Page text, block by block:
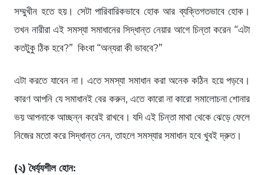
সম্মুখীন হতে হয়। সেটা পারিবারিকভাবে হোক আর ব্যক্তিগতভাবে হোক।
তখন নারীরা এই সমস্যা সমাধানের সিদ্ধান্ত নেয়ার আগে চিন্তা করেন “এটা
কতটুকু ঠিক হবে?” কিংবা “অন্যরা কী ভাববে?”
এটা করতে যাবেন না। এতে সমস্যা সমাধান করা অনেক কঠিন হয়ে পড়বে।
কারণ আপনি যে সমাধানই বের করুন, এতে কারো না কারো সমালোচনা শোনার
ভয় আপনাকে আচ্ছন্ন করেই রাখবে। যদি এই চিন্তা মাথা থেকে ঝেড়ে ফেলে
নিজের মতো করে সিদ্ধান্ত নেন, তাহলে সমস্যার সমাধান হবে খুবই দ্রুত।
(২) ধৈর্য্যশীল হোন: